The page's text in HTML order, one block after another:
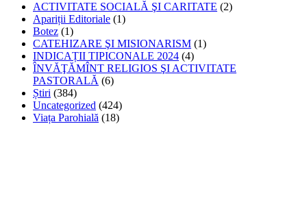
ACTIVITATE SOCIALĂ ŞI CARITATE (2)
Apariții Editoriale (1)
Botez (1)
CATEHIZARE ŞI MISIONARISM (1)
INDICAȚII TIPICONALE 2024 (4)
ÎNVĂŢĂMÎNT RELIGIOS ŞI ACTIVITATE
PASTORALĂ (6)
Știri (384)
Uncategorized (424)
Viața Parohială (18)